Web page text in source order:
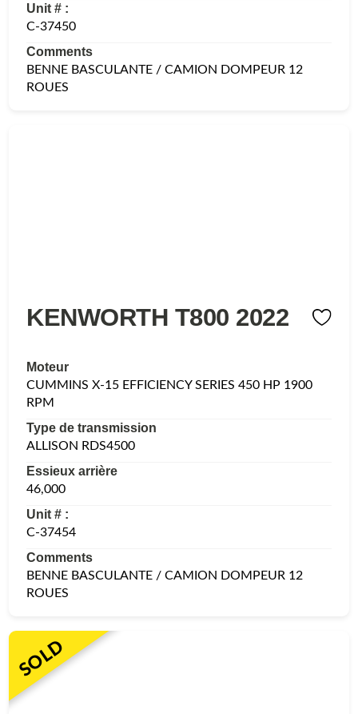
Unit # :
C-37450
Comments
BENNE BASCULANTE / CAMION DOMPEUR 12
ROUES
KENWORTH T800 2022
Moteur
CUMMINS X-15 EFFICIENCY SERIES 450 HP 1900
RPM
Type de transmission
ALLISON RDS4500
Essieux arrière
46,000
Unit # :
C-37454
Comments
BENNE BASCULANTE / CAMION DOMPEUR 12
ROUES
SOLD